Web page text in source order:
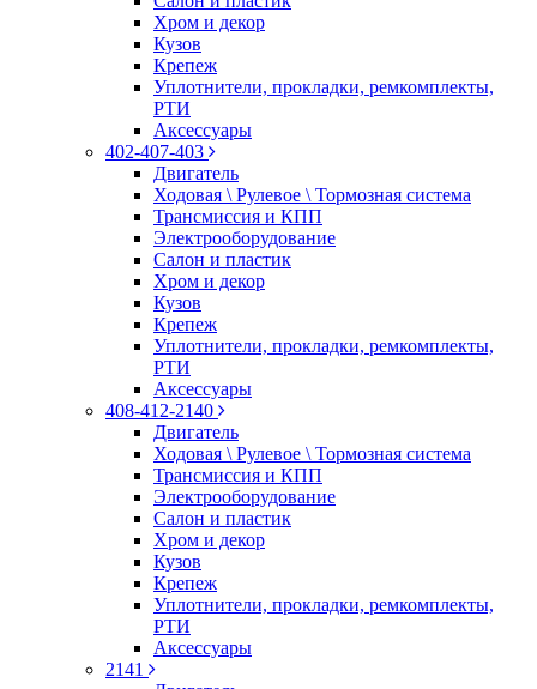
Хром и декор
Кузов
Крепеж
Уплотнители, прокладки, ремкомплекты,
РТИ
Аксессуары
402-407-403
Двигатель
Ходовая \ Рулевое \ Тормозная система
Трансмиссия и КПП
Электрооборудование
Салон и пластик
Хром и декор
Кузов
Крепеж
Уплотнители, прокладки, ремкомплекты,
РТИ
Аксессуары
408-412-2140
Двигатель
Ходовая \ Рулевое \ Тормозная система
Трансмиссия и КПП
Электрооборудование
Салон и пластик
Хром и декор
Кузов
Крепеж
Уплотнители, прокладки, ремкомплекты,
РТИ
Аксессуары
2141